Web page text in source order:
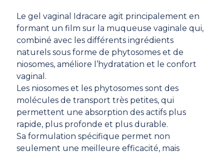
Le gel vaginal Idracare agit principalement en
formant un film sur la muqueuse vaginale qui,
combiné avec les différents ingrédients
naturels sous forme de phytosomes et de
niosomes, améliore l’hydratation et le confort
vaginal.
Les niosomes et les phytosomes sont des
molécules de transport très petites, qui
permettent une absorption des actifs plus
rapide, plus profonde et plus durable.
Sa formulation spécifique permet non
seulement une meilleure efficacité, mais